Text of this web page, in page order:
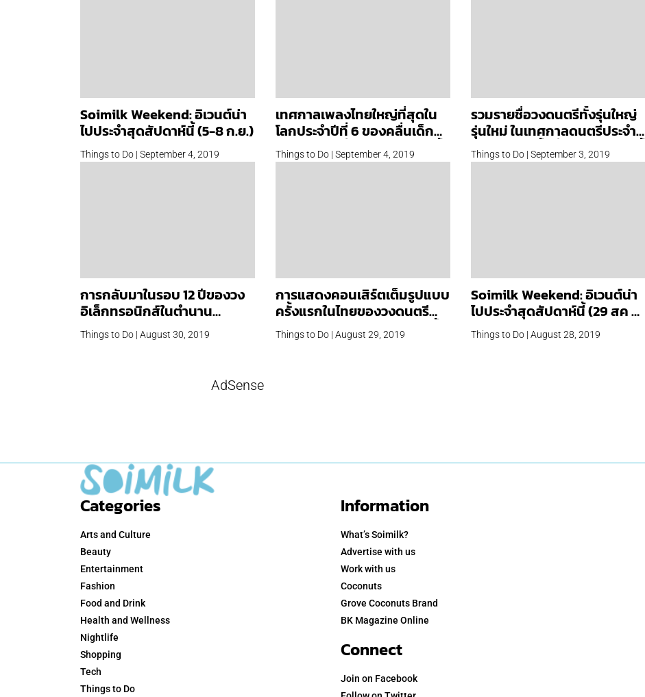
Soimilk Weekend: อิเวนต์น่า
ไปประจำสุดสัปดาห์นี้ (5-8 ก.ย.)
Things to Do | September 4, 2019
เทศกาลเพลงไทยใหญ่ที่สุดใน
โลกประจำปีที่ 6 ของคลื่นเด็ก
แมว พบกันที่ Cat Expo พ.ย.นี้
Things to Do | September 4, 2019
รวมรายชื่อวงดนตรีทั้งรุ่นใหญ่
รุ่นใหม่ ในเทศกาลดนตรีประจำปี
Jam Fest ครั้งที่ 2 พบกัน ต.ค.นี้
Things to Do | September 3, 2019
การกลับมาในรอบ 12 ปีของวง
อิเล็กทรอนิกส์ในตำนาน
Funky Wah Wah พบอัลบัม
ใหม่ ก.ย นี้
Things to Do | August 30, 2019
การแสดงคอนเสิร์ตเต็มรูปแบบ
ครั้งแรกในไทยของวงดนตรี
Lukas Graham พบกัน ก.ย.นี้
Things to Do | August 29, 2019
Soimilk Weekend: อิเวนต์น่า
ไปประจำสุดสัปดาห์นี้ (29 สค –
1 ก.ย.)
Things to Do | August 28, 2019
AdSense
Categories
Arts and Culture
Beauty
Entertainment
Fashion
Food and Drink
Health and Wellness
Nightlife
Shopping
Tech
Things to Do
Information
What’s Soimilk?
Advertise with us
Work with us
Coconuts
Grove Coconuts Brand
BK Magazine Online
Connect
Join on Facebook